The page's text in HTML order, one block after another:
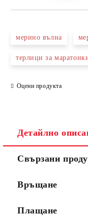
мерино вълна
терлици за
Оцени продукта
Детайлно
Свързани
Връщане
Плащане